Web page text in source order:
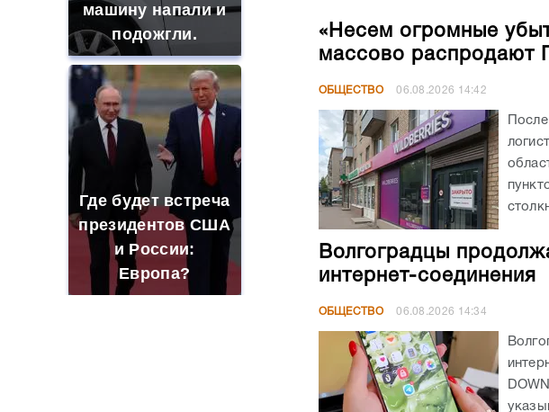
машину напали и
подожгли.
Где будет встреча
президентов США
и России:
Европа?
«Несем огромные
массово распродают
ОБЩЕСТВО 06.08.2026 14:42
Волгоградцы
интернет-соединения
ОБЩЕСТВО 06.08.2026 14:34